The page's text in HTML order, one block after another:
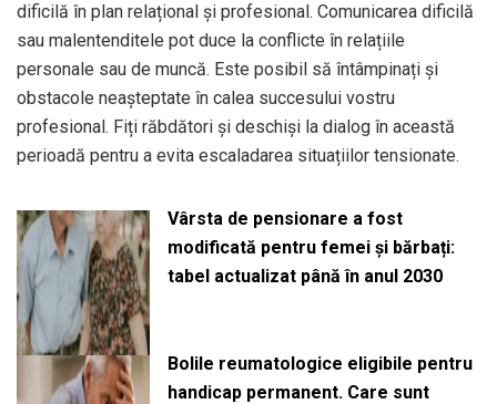
dificilă în plan relațional și profesional. Comunicarea dificilă
sau malentenditele pot duce la conflicte în relațiile
personale sau de muncă. Este posibil să întâmpinați și
obstacole neașteptate în calea succesului vostru
profesional. Fiți răbdători și deschiși la dialog în această
perioadă pentru a evita escaladarea situațiilor tensionate.
Vârsta de pensionare a fost
modificată pentru femei și bărbați:
tabel actualizat până în anul 2030
Bolile reumatologice eligibile pentru
handicap permanent. Care sunt